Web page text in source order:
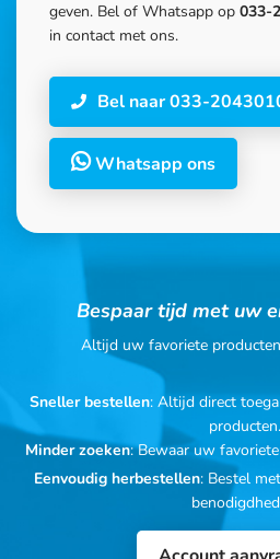
geven. Bel of Whatsapp op 033-
in contact met ons.
Bel naar 033-
Whatsapp ons
Bespaar tijd met uw
Altijd uw favoriete
Sneller bestellen: Altijd direct
producten.
Minder zoeken: Bewaar uw
Eenvoudig herbestellen: Bestel